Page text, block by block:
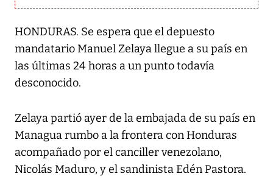
HONDURAS. Se espera que el depuesto
mandatario Manuel Zelaya llegue a su país en
las últimas 24 horas a un punto todavía
desconocido.
Zelaya partió ayer de la embajada de su país en
Managua rumbo a la frontera con Honduras
acompañado por el canciller venezolano,
Nicolás Maduro, y el sandinista Edén Pastora.